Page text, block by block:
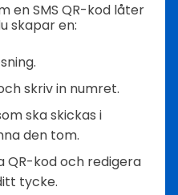
en SMS QR-kod låter
skapar en:
skriv in numret.
ska skickas i
den tom.
QR-kod och redigera
tycke.